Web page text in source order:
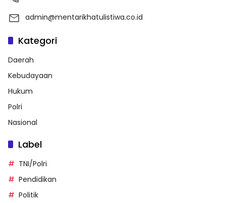
admin@mentarikhatulistiwa.co.id
Kategori
Daerah
Kebudayaan
Hukum
Polri
Nasional
Label
TNI/Polri
Pendidikan
Politik